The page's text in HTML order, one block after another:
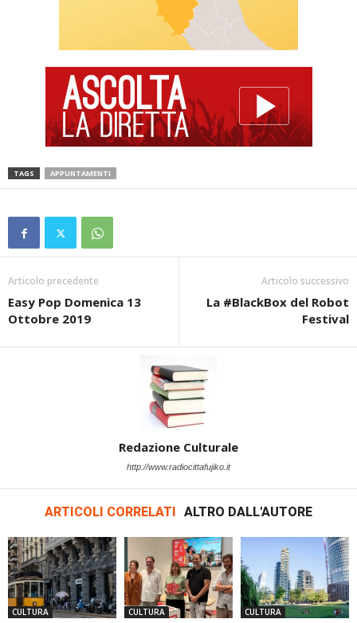
TAGS APPUNTAMENTI
Articolo precedente
Easy Pop Domenica 13
Ottobre 2019
Articolo successivo
La #BlackBox del Robot
Festival
Redazione Culturale
http://www.radiocittafujiko.it
ARTICOLI CORRELATI ALTRO DALL'AUTORE
CULTURA CULTURA CULTURA